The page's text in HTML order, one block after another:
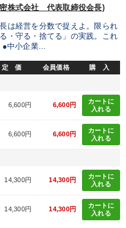
株式会社 代表取締役会長)
は経営を分数で捉えよ。限られ
・守る・捨てる」の実践。これ
●中小企業...
定 価 会員価格 購 入
6,600円 6,600円
カートに
入れる
6,600円 6,600円
カートに
入れる
14,300円 14,300円
カートに
入れる
14,300円 14,300円
カートに
入れる